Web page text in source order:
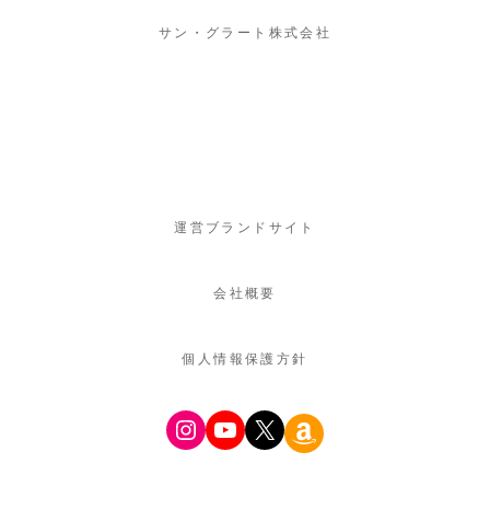
サン・グラート株式会社
運営ブランドサイト
会社概要
個人情報保護方針
Instagram
YouTube
X Amazon